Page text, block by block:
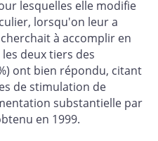
lesquelles elle modifie
lorsqu'on leur a
à accomplir en
deux tiers des
ont bien répondu, citant
de stimulation de
substantielle par
en 1999.